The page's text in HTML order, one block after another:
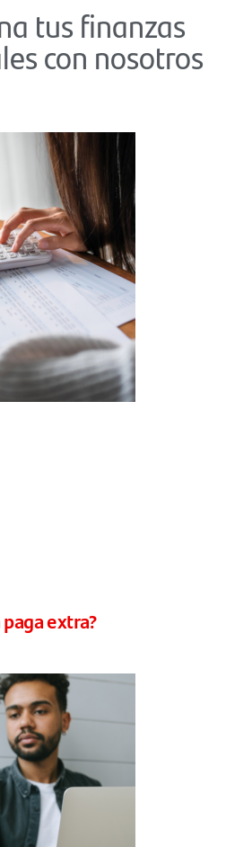
tus finanzas
con nosotros
extra?